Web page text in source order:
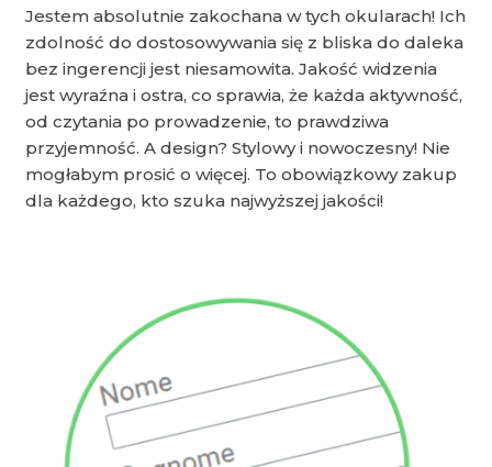
Jestem absolutnie zakochana w tych okularach! Ich
zdolność do dostosowywania się z bliska do daleka
bez ingerencji jest niesamowita. Jakość widzenia
jest wyraźna i ostra, co sprawia, że każda aktywność,
od czytania po prowadzenie, to prawdziwa
przyjemność. A design? Stylowy i nowoczesny! Nie
mogłabym prosić o więcej. To obowiązkowy zakup
dla każdego, kto szuka najwyższej jakości!